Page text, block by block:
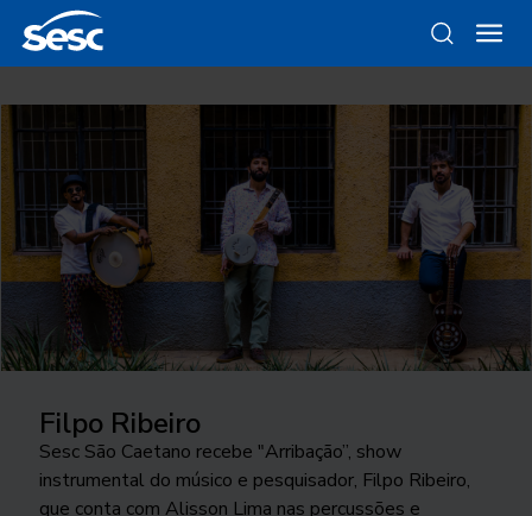
Filpo Ribeiro
Sesc São Caetano recebe "Arribação”, show
instrumental do músico e pesquisador, Filpo Ribeiro,
que conta com Alisson Lima nas percussões e